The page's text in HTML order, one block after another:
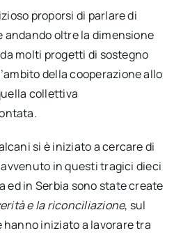
proporsi di parlare di
oltre la dimensione
molti progetti di sostegno
della cooperazione allo
collettiva
si è iniziato a cercare di
in questi tragici dieci
ed in Serbia sono state create
e la riconciliazione, sul
iniziato a lavorare tra